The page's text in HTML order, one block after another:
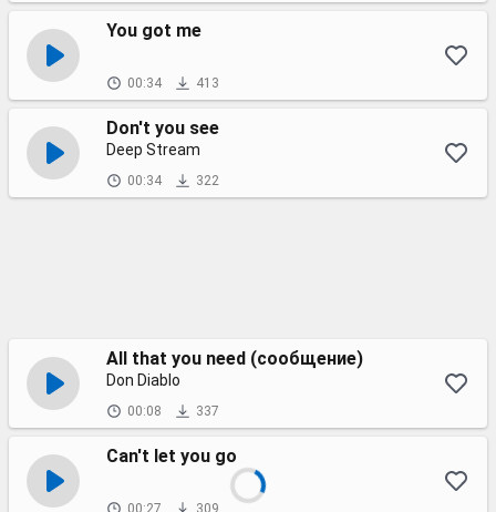
You got me
00:34 413
Don't you see
Deep Stream
00:34 322
All that you need (сообщение)
Don Diablo
00:08 337
Can't let you go
00:27 309